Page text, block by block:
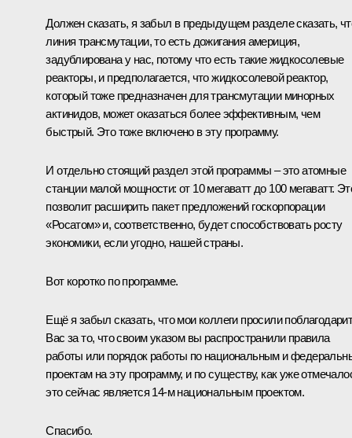
Должен сказать, я забыл в предыдущем разделе сказать,
линия трансмутации, то есть дожигания америция,
задублирована у нас, потому что есть такие жидкосолевые
реакторы, и предполагается, что жидкосолевой реактор,
который тоже предназначен для трансмутации минорных
актинидов, может оказаться более эффективным, чем
быстрый. Это тоже включено в эту программу.
И отдельно стоящий раздел этой программы – это атомные
станции малой мощности: от 10 мегаватт до 100 мегаватт.
позволит расширить пакет предложений госкорпорации
«Росатом» и, соответственно, будет способствовать росту
экономики, если угодно, нашей страны.
Вот коротко по программе.
Ещё я забыл сказать, что мои коллеги просили
Вас за то, что своим указом вы распространили правила
работы или порядок работы по национальным и
проектам на эту программу, и по существу, как уже
это сейчас является 14‑м национальным проектом.
Спасибо.